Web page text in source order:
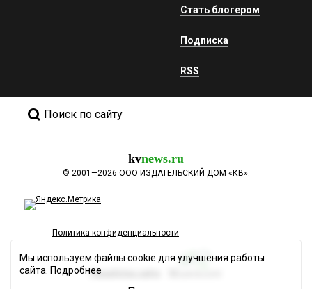
Стать блогером
Подписка
RSS
Поиск по сайту
kvnews.ru
© 2001—2026 ООО ИЗДАТЕЛЬСКИЙ ДОМ «КВ».
Политика конфиденциальности
Разработка сайта
Мы используем файлы cookie для улучшения работы
сайта. Подробнее